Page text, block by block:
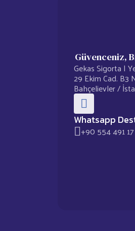
Güvenceniz,
Gekas Sigorta |
29 Ekim Cad. B3
Bahçelievler /
Whatsapp
+90 554 491